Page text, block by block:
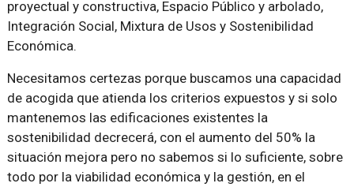
proyectual y constructiva, Espacio Público y arbolado,
Integración Social, Mixtura de Usos y Sostenibilidad
Económica.
Necesitamos certezas porque buscamos una capacidad
de acogida que atienda los criterios expuestos y si solo
mantenemos las edificaciones existentes la
sostenibilidad decrecerá, con el aumento del 50% la
situación mejora pero no sabemos si lo suficiente, sobre
todo por la viabilidad económica y la gestión, en el